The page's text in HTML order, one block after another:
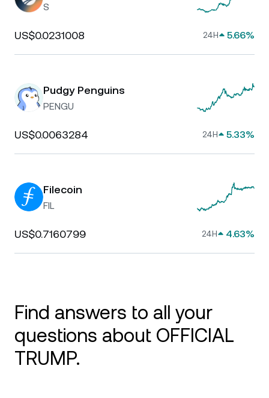
S
US$0.0231008 24H 5.66%
Pudgy Penguins
PENGU
US$0.0063284 24H 5.33%
Filecoin
FIL
US$0.7160799 24H 4.63%
Find answers to all your
questions about OFFICIAL
TRUMP.